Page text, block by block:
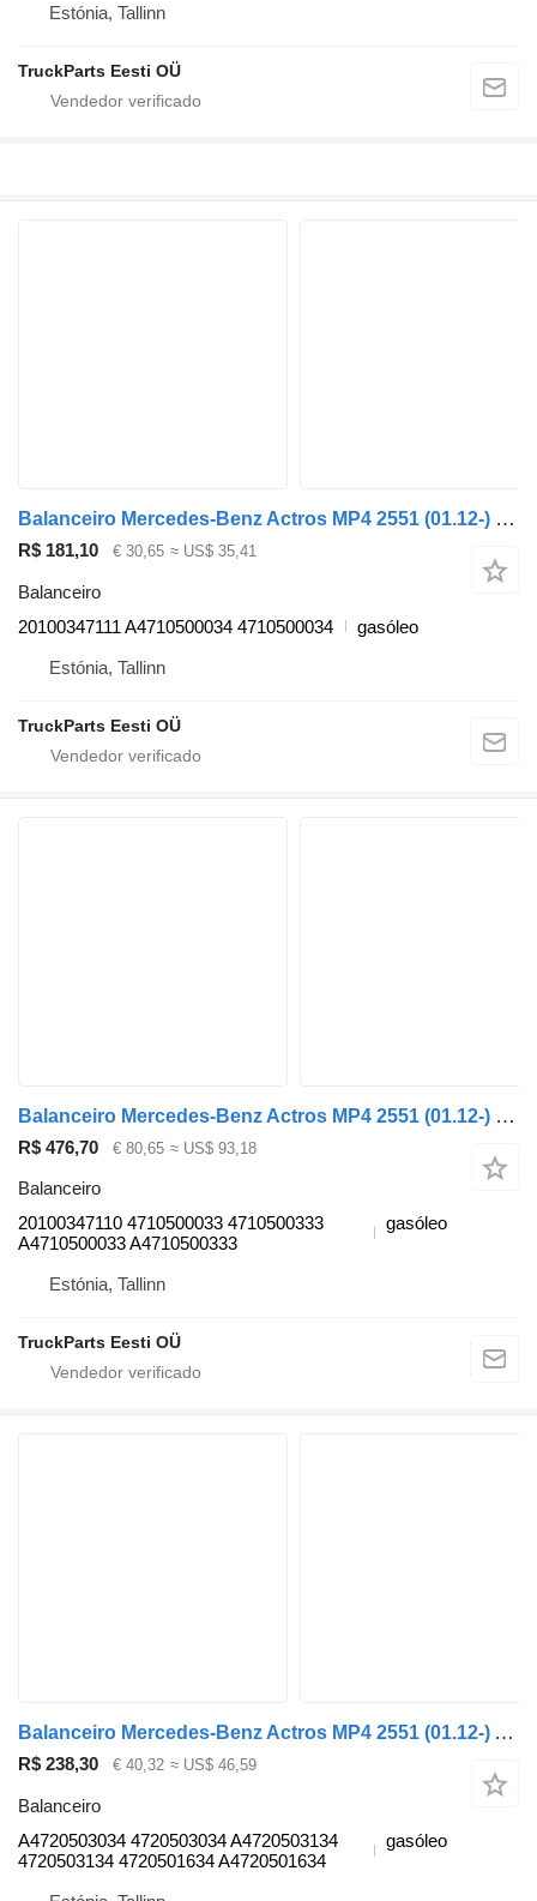
Estónia, Tallinn
TruckParts Eesti OÜ
Balanceiro Mercedes-Benz Actros MP4 2551 (01.12-) 20100347111 para camião tractor Mercedes-Benz Actros MP4 Antos Arocs (2012-)
R$ 181,10 € 30,65 ≈ US$ 35,41
Balanceiro
20100347111 A4710500034 4710500034
gasóleo
Estónia, Tallinn
TruckParts Eesti OÜ
Balanceiro Mercedes-Benz Actros MP4 2551 (01.12-) 20100347110 para camião tractor Mercedes-Benz Actros MP4 Antos Arocs (2012-)
R$ 476,70 € 80,65 ≈ US$ 93,18
Balanceiro
20100347110 4710500033 4710500333
A4710500033 A4710500333
gasóleo
Estónia, Tallinn
TruckParts Eesti OÜ
Balanceiro Mercedes-Benz Actros MP4 2551 (01.12-) A4720503034 para camião tractor Mercedes-Benz Actros MP4 Antos Arocs (2012-)
R$ 238,30 € 40,32 ≈ US$ 46,59
Balanceiro
A4720503034 4720503034 A4720503134
4720503134 4720501634 A4720501634
gasóleo